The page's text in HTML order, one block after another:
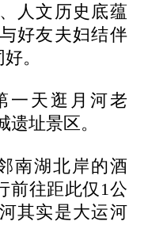
人文历史底蕴
好友夫妇结伴
。
一天逛月河老
遗址景区。
南湖北岸的酒
前往距此仅1公
其实是大运河